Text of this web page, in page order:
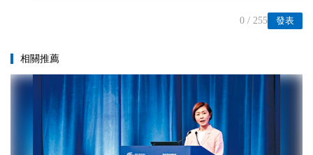
發表
0 / 255
相關推薦